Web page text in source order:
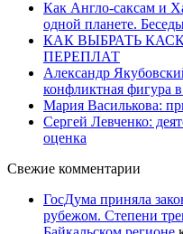
Как Англо-саксам и
одной планете.
КАК ВЫБРАТЬ
ПЕРЕПЛАТ
Александр
конфликтная фигура
Мария Василькова:
Сергей Левченко:
оценка
Свежие комментарии
ГосДума приняла
рубежом. Степени